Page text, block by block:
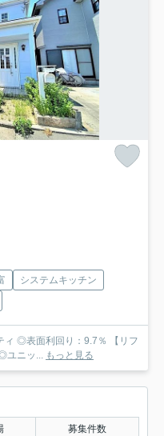
システムキッチン
表面利回り：9.7％ 【リフ
ユニッ... もっと見る
募集件数